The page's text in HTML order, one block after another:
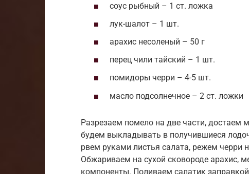
соус рыбный – 1 ст. ложка
лук-шалот – 1 шт.
арахис несоленый – 50 г
перец чили тайский – 1 шт.
помидоры черри – 4-5 шт.
масло подсолнечное – 2 ст. ложки
Разрезаем помело на две части, достаем
будем выкладывать в получившиеся
рвем руками листья салата, режем черри
Обжариваем на сухой сковороде арахис,
компоненты. Поливаем салатик